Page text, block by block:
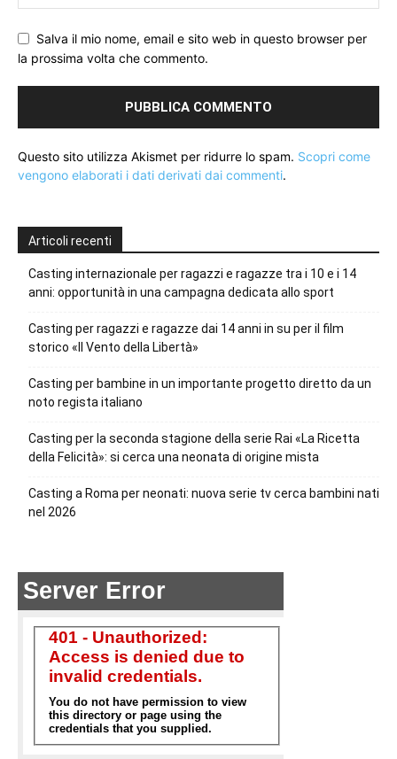
Salva il mio nome, email e sito web in questo browser per
la prossima volta che commento.
Questo sito utilizza Akismet per ridurre lo spam. Scopri come
vengono elaborati i dati derivati dai commenti.
Articoli recenti
Casting internazionale per ragazzi e ragazze tra i 10 e i 14
anni: opportunità in una campagna dedicata allo sport
Casting per ragazzi e ragazze dai 14 anni in su per il film
storico «Il Vento della Libertà»
Casting per bambine in un importante progetto diretto da un
noto regista italiano
Casting per la seconda stagione della serie Rai «La Ricetta
della Felicità»: si cerca una neonata di origine mista
Casting a Roma per neonati: nuova serie tv cerca bambini nati
nel 2026